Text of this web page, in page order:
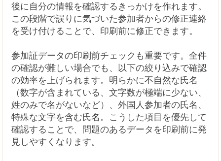
後に自分の情報を確認するきっかけを作れます。
この段階で誤りに気づいた参加者からの修正連絡
を受け付けることで、印刷前に修正できます。
参加証データの印刷前チェックも重要です。全件
の確認が難しい場合でも、以下の絞り込みで確認
の効率を上げられます。明らかに不自然な氏名
（数字が含まれている、文字数が極端に少ない、
姓のみで名がないなど）、外国人参加者の氏名、
特殊な文字を含む氏名。こうした項目を優先して
確認することで、問題のあるデータを印刷前に発
見しやすくなります。